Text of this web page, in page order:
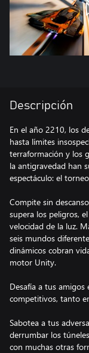
Descripción
En el año 2210, los
hasta límites
terraformación y los
la antigravedad han
espectáculo: el
Compite sin
supera los peligros,
velocidad de la luz.
seis mundos
dinámicos cobran
motor Unity.
Desafía a tus
competitivos, tanto
Sabotea a tus
derrumbar los
con muchas otras